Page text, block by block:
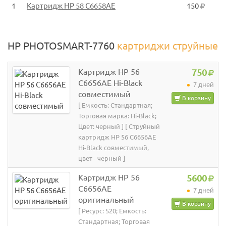
1 Картридж HP 58 C6658AE 150
HP PHOTOSMART-7760 картриджи струйные
Картридж HP 56
C6656AE Hi-Black
совместимый
[ Емкость: Стандартная;
Торговая марка: Hi-Black;
Цвет: черный ] [ Струйный
картридж HP 56 C6656AE
Hi-Black совместимый,
цвет - черный ]
750
7 дней
В корзину
Картридж HP 56
C6656AE
оригинальный
[ Ресурс: 520; Емкость:
Стандартная; Торговая
5600
7 дней
В корзину